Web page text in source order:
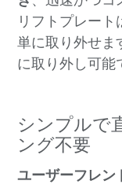
リフトプレー
単に取り外せま
に取り外し可能
シンプルで
ング不要
ユーザーフレン